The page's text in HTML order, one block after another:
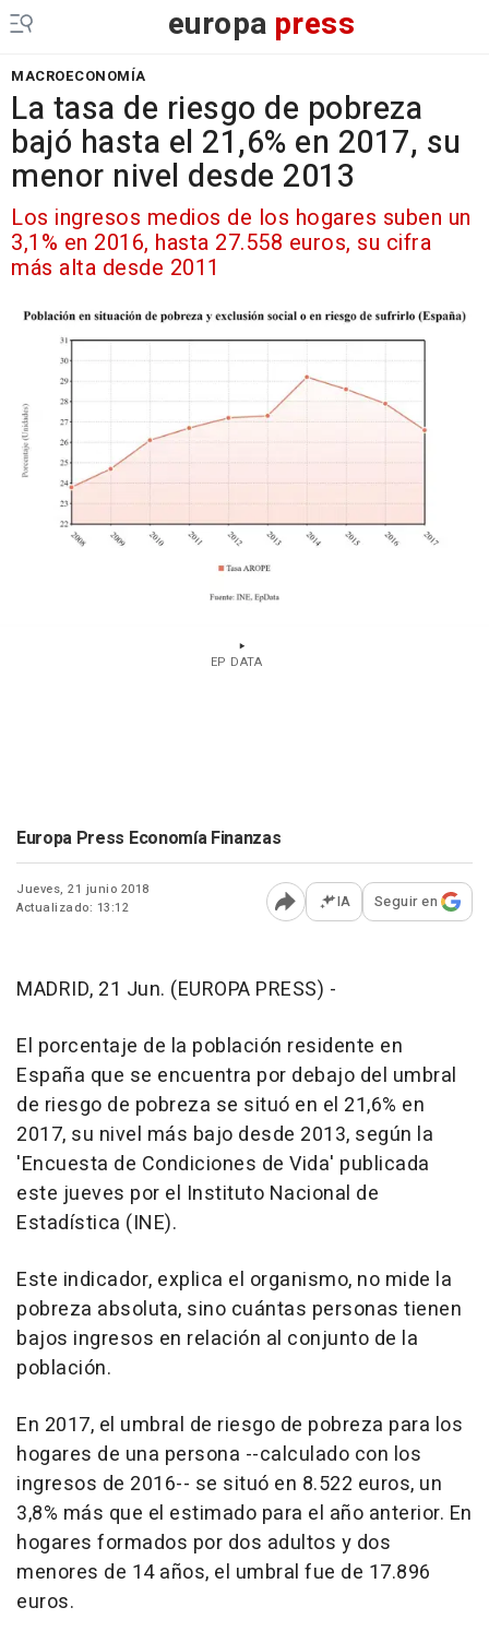
europa press
MACROECONOMÍA
La tasa de riesgo de pobreza
bajó hasta el 21,6% en 2017, su
menor nivel desde 2013
Los ingresos medios de los hogares suben un
3,1% en 2016, hasta 27.558 euros, su cifra
más alta desde 2011
EP DATA
Europa Press Economía Finanzas
Jueves, 21 junio 2018
Actualizado: 13:12
Abrir opciones para
IA Seguir en
MADRID, 21 Jun. (EUROPA PRESS) -
El porcentaje de la población residente en
España que se encuentra por debajo del umbral
de riesgo de pobreza se situó en el 21,6% en
2017, su nivel más bajo desde 2013, según la
'Encuesta de Condiciones de Vida' publicada
este jueves por el Instituto Nacional de
Estadística (INE).
Este indicador, explica el organismo, no mide la
pobreza absoluta, sino cuántas personas tienen
bajos ingresos en relación al conjunto de la
población.
En 2017, el umbral de riesgo de pobreza para los
hogares de una persona --calculado con los
ingresos de 2016-- se situó en 8.522 euros, un
3,8% más que el estimado para el año anterior. En
hogares formados por dos adultos y dos
menores de 14 años, el umbral fue de 17.896
euros.